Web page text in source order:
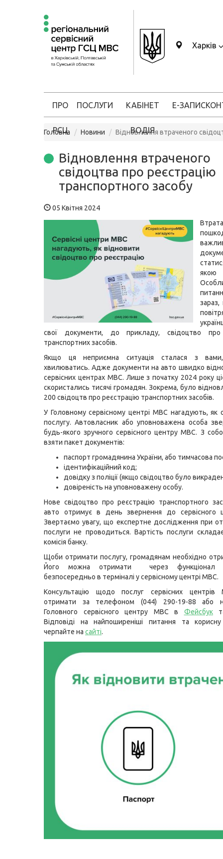
Харків
ПРО
РСЦ
ПОСЛУГИ КАБІНЕТ
ВОДІЯ
Е-ЗАПИС
Головна Новини Відновлення втраченого
Відновлення втраченого
свідоцтва про реєстрацію
транспортного засобу
05 Квітня 2024
зараз,
свої документи, до прикладу, свідоцтво про
транспортних засобів.
Якщо ця неприємна ситуація сталася з
хвилюватись. Адже документи на авто швидко
сервісних центрах МВС. Лише з початку 2024 року
скористались тисячі громадян. Зокрема, було
200 свідоцтв про реєстрацію транспортних засобів.
У Головному сервісному центрі МВС нагадують, як
послугу. Автовласник або уповноважена особа
будь-якого зручного сервісного центру МВС. З
взяти пакет документів:
паспорт громадянина України, або тимчасова
ідентифікаційний код;
довідку з поліції (якщо свідоцтво було
довіреність на уповноважену особу.
Нове свідоцтво про реєстрацію транспортного
авто отримує в день звернення до сервісного
Звертаємо увагу, що експертне дослідження при
послуги не проводиться. Вартість послуги
комісія банку.
Щоби отримати послугу, громадянам необхідно
Його можна отримати через
безпосередньо в терміналі у сервісному центрі МВС.
Консультацію щодо послуг сервісних
отримати за телефоном (044) 290-19-88 або
Головного сервісного центру МВС в Фейсбук
Відповіді на найпоширеніші питання та
черпайте на сайті.